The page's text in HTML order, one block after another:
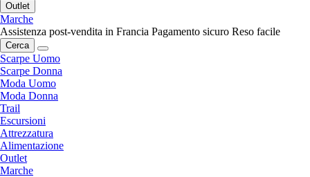
Outlet
Marche
Assistenza post-vendita in Francia Pagamento sicuro Reso facile
Cerca
Scarpe Uomo
Scarpe Donna
Moda Uomo
Moda Donna
Trail
Escursioni
Attrezzatura
Alimentazione
Outlet
Marche